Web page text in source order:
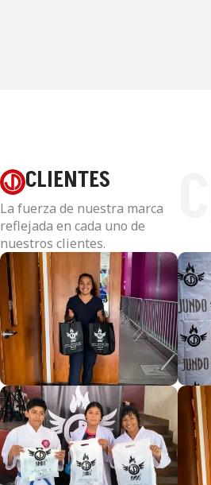
CLIENTES
La fuerza de nuestra marca
reflejada en cada uno de
nuestros clientes.